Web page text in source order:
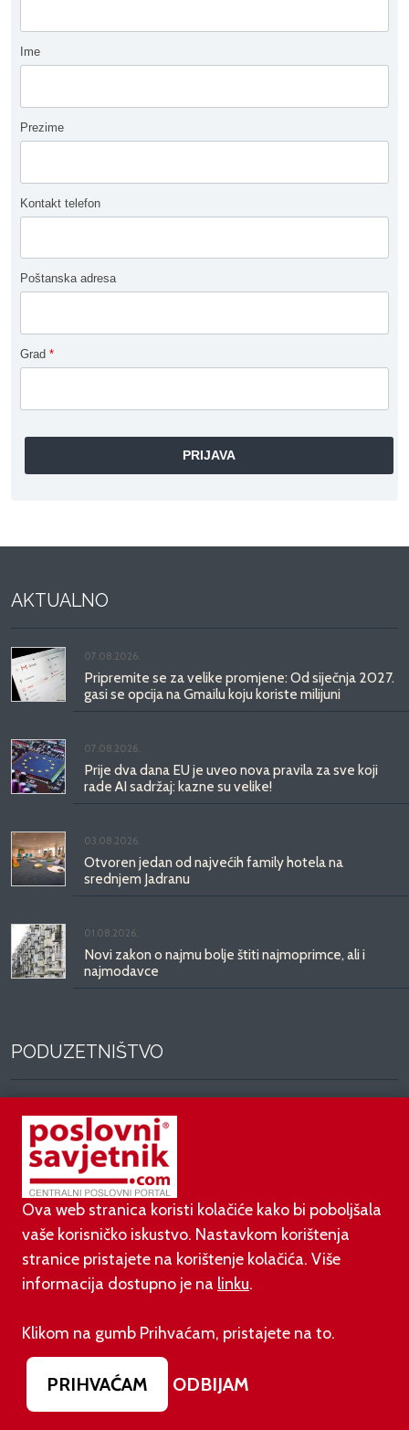
Ime
Prezime
Kontakt telefon
Poštanska adresa
Grad *
AKTUALNO
07.08.2026.
Pripremite se za velike promjene: Od siječnja 2027.
gasi se opcija na Gmailu koju koriste milijuni
07.08.2026.
Prije dva dana EU je uveo nova pravila za sve koji
rade AI sadržaj: kazne su velike!
03.08.2026.
Otvoren jedan od najvećih family hotela na
srednjem Jadranu
01.08.2026.
Novi zakon o najmu bolje štiti najmoprimce, ali i
najmodavce
PODUZETNIŠTVO
adidas i Hrvatski nogometni savez objavili
višegodišnje partnerstvo
30.07.2026.
UGP najavio prosvjed protiv novih nameta i načina
donošenja propisa
29.07.2026.
bureka
29.07.2026.
Tokić Grupa ostvarila snažan dvoznamenkasti rast i
Ova web stranica koristi kolačiće kako bi poboljšala
vaše korisničko iskustvo. Nastavkom korištenja
stranice pristajete na korištenje kolačića. Više
informacija dostupno je na linku.
Klikom na gumb Prihvaćam, pristajete na to.
PRIHVAĆAM ODBIJAM